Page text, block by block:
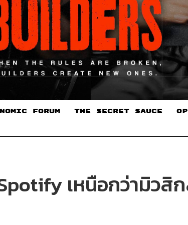
FORUM THE SECRET SAUCE​
เหนือกว่ามิวสิ